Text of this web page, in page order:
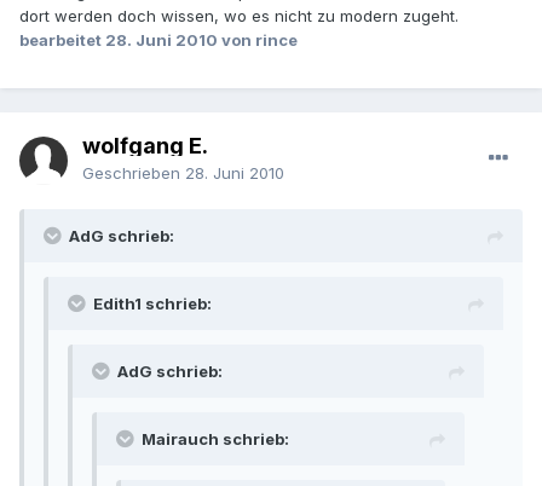
dort werden doch wissen, wo es nicht zu modern zugeht.
bearbeitet 28. Juni 2010 von rince
wolfgang E.
Geschrieben 28. Juni 2010
AdG schrieb:
Edith1 schrieb:
AdG schrieb:
Mairauch schrieb: